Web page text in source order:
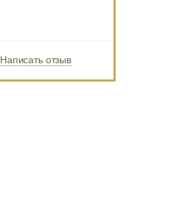
Написать отзыв